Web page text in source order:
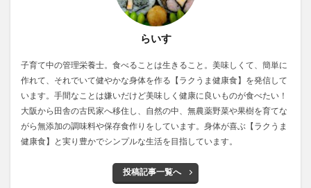
らいす
子育て中の管理栄養士。食べることは生きること。美味しくて、簡単に
作れて、それでいて健やかな身体を作る【ラクうま健康食】を発信して
います。手間なことは嫌いだけど美味しく健康に良いものが食べたい！
大阪から田舎の古民家へ移住し、自然の中、無農薬野菜や果樹を育てな
がら無添加の調味料や保存食作りをしています。身体が喜ぶ【ラクうま
健康食】と実り豊かでシンプルな生活を目指しています。
投稿記事一覧へ